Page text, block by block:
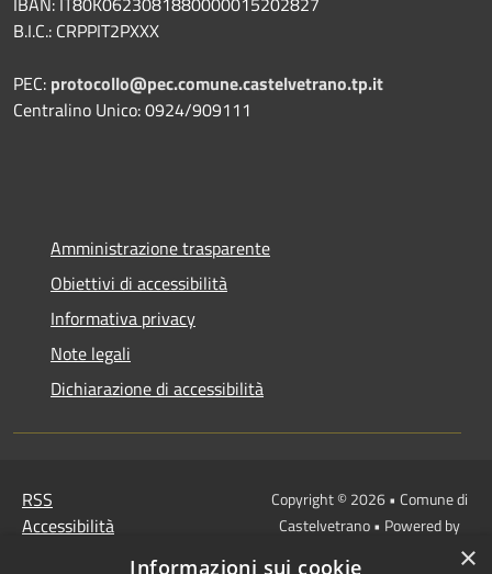
B.I.C.: CRPPIT2PXXX
PEC: protocollo@pec.comune.castelvetrano.tp.it
Centralino Unico: 0924/909111
Amministrazione trasparente
Obiettivi di accessibilità
Informativa privacy
Note legali
Dichiarazione di accessibilità
RSS
Accessibilità
Copyright © 2026 • Comune di
Castelvetrano • Powered by
×
Informazioni sui cookie